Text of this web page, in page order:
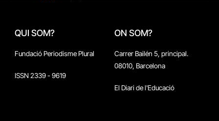
QUI SOM?
Fundació Periodisme Plural
ISSN 2339 - 9619
ON SOM?
Carrer Bailén 5, principal.
08010, Barcelona
El Diari de l'Educació